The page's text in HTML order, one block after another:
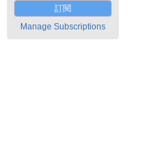
訂閱
Manage Subscriptions